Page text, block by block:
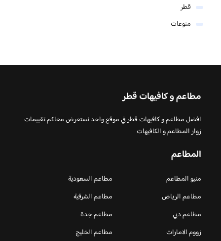
قطر
منوعات
مطاعم و كافيهات قطر
افضل مطاعم و كافيهات قطر في موقع واحد نستعرض معاكم تقييمات
زوار المطاعم و الكافيهات
المطاعم
منيو المطاعم
مطاعم السعودية
مطاعم الرياض
مطاعم الشرقية
مطاعم دبي
مطاعم جدة
زووم الامارات
مطاعم الخليج